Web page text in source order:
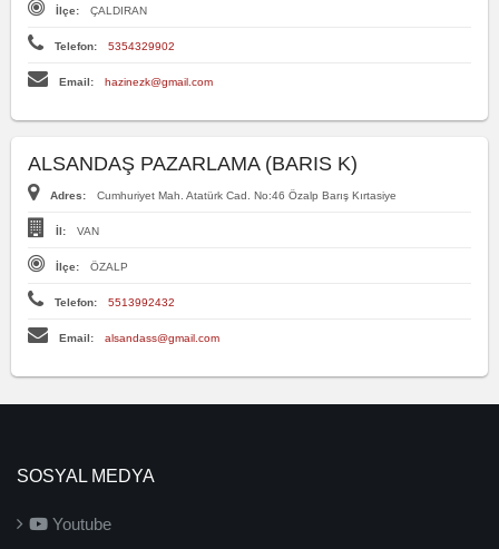
İlçe: ÇALDIRAN
Telefon: 5354329902
Email: hazinezk@gmail.com
ALSANDAŞ PAZARLAMA (BARIS K)
Adres: Cumhuriyet Mah. Atatürk Cad. No:46 Özalp Barış Kırtasiye
İl: VAN
İlçe: ÖZALP
Telefon: 5513992432
Email: alsandass@gmail.com
SOSYAL MEDYA
Youtube